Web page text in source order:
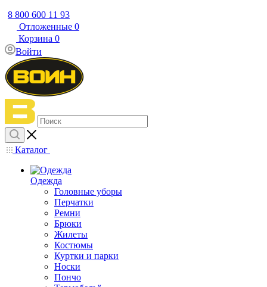
8 800 600 11 93
Отложенные 0
Корзина 0
Войти
Каталог
Одежда
Головные уборы
Перчатки
Ремни
Брюки
Жилеты
Костюмы
Куртки и парки
Носки
Пончо